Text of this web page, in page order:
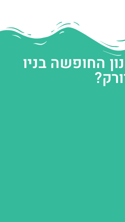
החופשה בניו